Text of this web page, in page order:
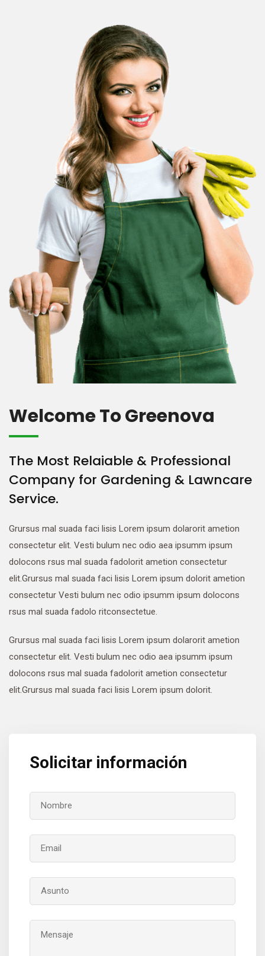
Welcome To Greenova
The Most Relaiable & Professional
Company for Gardening & Lawncare
Service.
Grursus mal suada faci lisis Lorem ipsum dolarorit ametion
consectetur elit. Vesti bulum nec odio aea ipsumm ipsum
dolocons rsus mal suada fadolorit ametion consectetur
elit.Grursus mal suada faci lisis Lorem ipsum dolorit ametion
consectetur Vesti bulum nec odio ipsumm ipsum dolocons
rsus mal suada fadolo ritconsectetue.
Grursus mal suada faci lisis Lorem ipsum dolarorit ametion
consectetur elit. Vesti bulum nec odio aea ipsumm ipsum
dolocons rsus mal suada fadolorit ametion consectetur
elit.Grursus mal suada faci lisis Lorem ipsum dolorit.
Solicitar información